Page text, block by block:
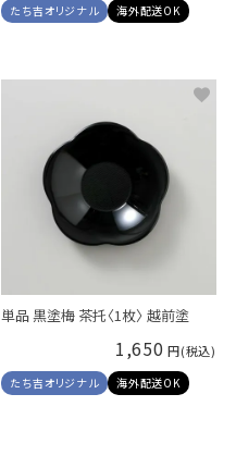
たち吉オリジナル 海外配送OK
単品 黒塗梅 茶托〈1枚〉 越前塗
1,650
たち吉オリジナル 海外配送OK